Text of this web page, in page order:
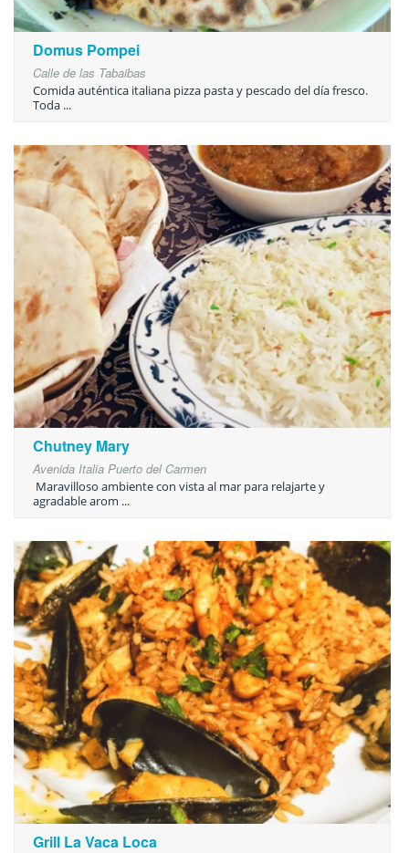
Domus Pompei
Calle de las Tabaibas
Comida auténtica italiana pizza pasta y pescado del día fresco.
Toda ...
Chutney Mary
Avenida Italia Puerto del Carmen
Maravilloso ambiente con vista al mar para relajarte y
agradable arom ...
Grill La Vaca Loca